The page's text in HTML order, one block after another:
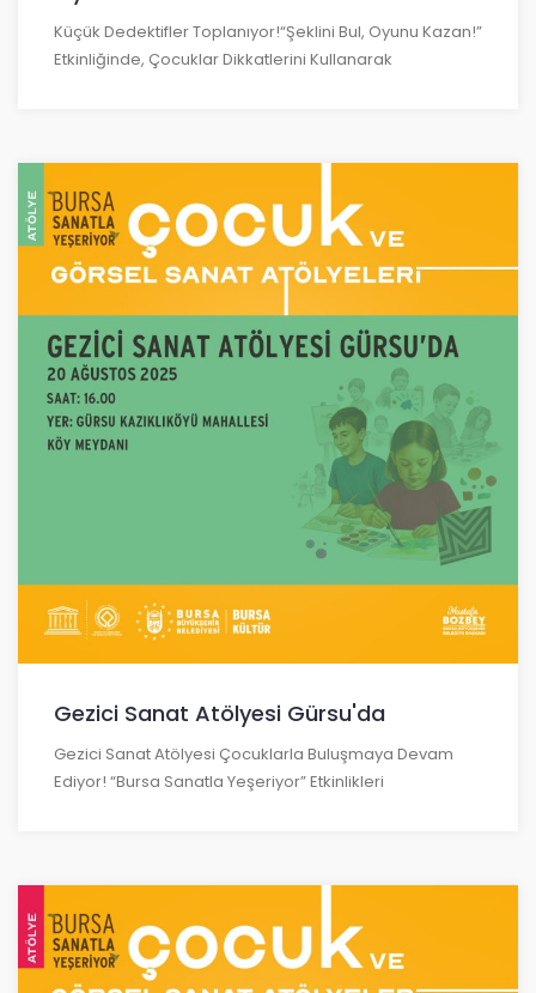
Küçük Dedektifler Toplanıyor!“Şeklini Bul, Oyunu Kazan!”
Etkinliğinde, Çocuklar Dikkatlerini Kullanarak
Gezici Sanat Atölyesi Gürsu'da
Gezici Sanat Atölyesi Çocuklarla Buluşmaya Devam
Ediyor! “Bursa Sanatla Yeşeriyor” Etkinlikleri